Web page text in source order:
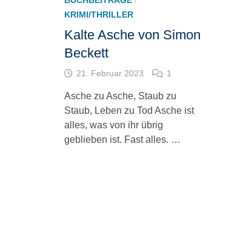
KRIMI/THRILLER
Kalte Asche von Simon
Beckett
21. Februar 2023 1
Asche zu Asche, Staub zu
Staub, Leben zu Tod Asche ist
alles, was von ihr übrig
geblieben ist. Fast alles. …